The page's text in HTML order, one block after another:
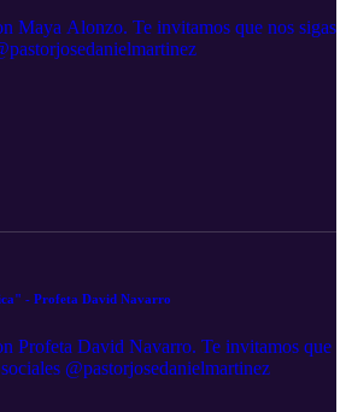
Maya Alonzo. Te invitamos que nos sigas
INSIDE #25 "La Voz Profética" - Profeta David Navarro
Profeta David Navarro. Te invitamos que
@pastorjosedanielmartinez